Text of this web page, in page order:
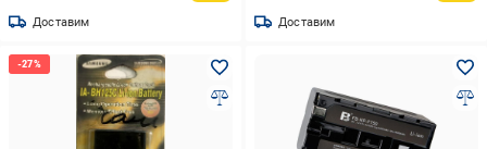
Доставим Доставим